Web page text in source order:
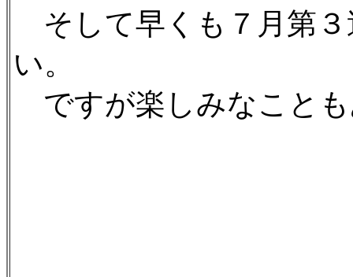
そして早くも７月第
い。
ですが楽しみなこと